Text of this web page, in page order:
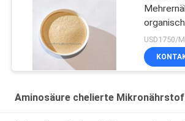
Mg Fe
USD1750/
Aminosäure chelierte